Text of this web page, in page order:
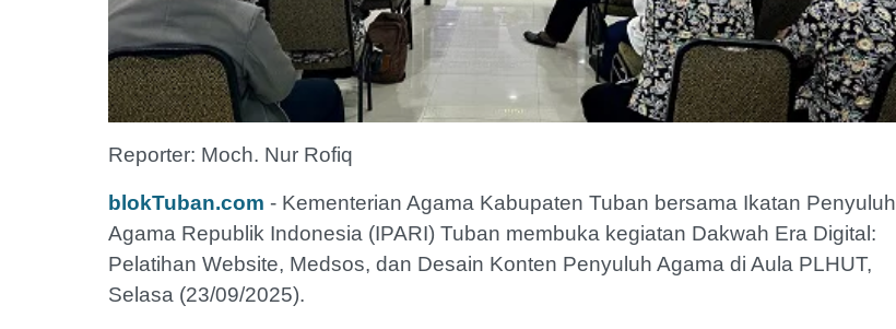
Reporter: Moch. Nur Rofiq
blokTuban.com - Kementerian Agama Kabupaten Tuban bersama Ikatan Penyuluh
Agama Republik Indonesia (IPARI) Tuban membuka kegiatan Dakwah Era Digital:
Pelatihan Website, Medsos, dan Desain Konten Penyuluh Agama di Aula PLHUT,
Selasa (23/09/2025).